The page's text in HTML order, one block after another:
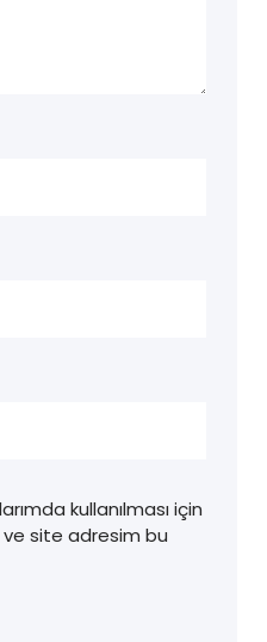
kullanılması için
site adresim bu